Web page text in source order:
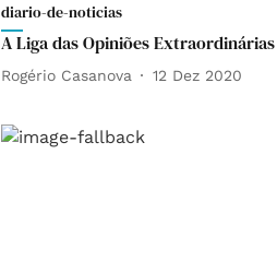
diario-de-noticias
A Liga das Opiniões Extraordinárias
Rogério Casanova 12 Dez 2020